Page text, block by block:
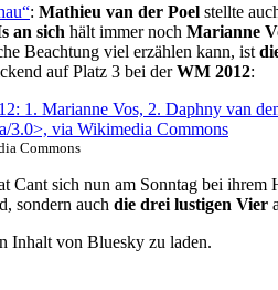
: Mathieu van der Poel stellte
an sich hält immer noch Marianne
Beachtung viel erzählen kann, ist
auf Platz 3 bei derWM 2012:
Commons
Cant sich nun am Sonntag bei
sondern auch die drei lustigen Vier
Inhalt von Bluesky zu laden.